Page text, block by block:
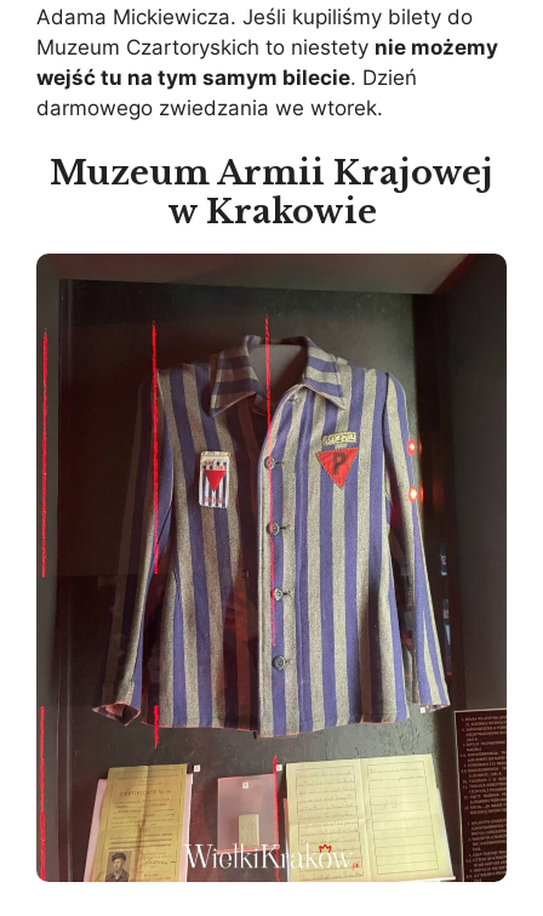
Adama Mickiewicza. Jeśli kupiliśmy bilety do
Muzeum Czartoryskich to niestety nie możemy
wejść tu na tym samym bilecie. Dzień
darmowego zwiedzania we wtorek.
Muzeum Armii Krajowej
w Krakowie